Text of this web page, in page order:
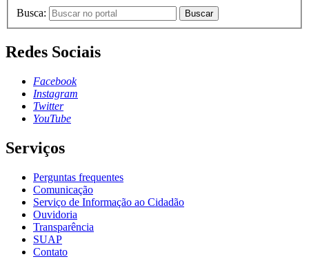
Busca: Buscar
Redes Sociais
Facebook
Instagram
Twitter
YouTube
Serviços
Perguntas frequentes
Comunicação
Serviço de Informação ao Cidadão
Ouvidoria
Transparência
SUAP
Contato